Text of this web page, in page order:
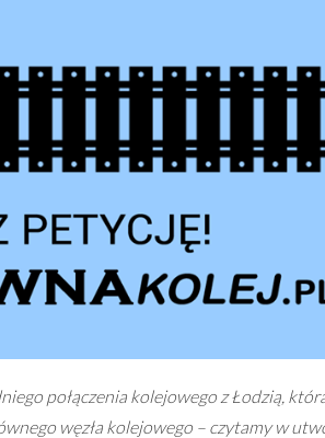
połączenia kolejowego z Łodzią,
węzła kolejowego – czytamy w